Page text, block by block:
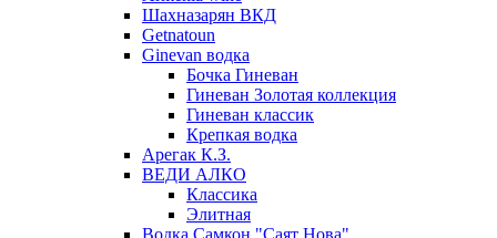
Шахназарян ВКД
Getnatoun
Ginevan водка
Бочка Гиневан
Гиневан Золотая коллекция
Гиневан классик
Крепкая водка
Арегак К.З.
ВЕДИ АЛКО
Классика
Элитная
Водка Самкон "Саят Нова"